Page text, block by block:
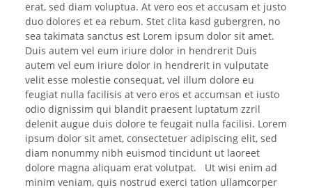
erat, sed diam voluptua. At vero eos et accusam et justo
duo dolores et ea rebum. Stet clita kasd gubergren, no
sea takimata sanctus est Lorem ipsum dolor sit amet.
Duis autem vel eum iriure dolor in hendrerit Duis
autem vel eum iriure dolor in hendrerit in vulputate
velit esse molestie consequat, vel illum dolore eu
feugiat nulla facilisis at vero eros et accumsan et iusto
odio dignissim qui blandit praesent luptatum zzril
delenit augue duis dolore te feugait nulla facilisi. Lorem
ipsum dolor sit amet, consectetuer adipiscing elit, sed
diam nonummy nibh euismod tincidunt ut laoreet
dolore magna aliquam erat volutpat. Ut wisi enim ad
minim veniam, quis nostrud exerci tation ullamcorper